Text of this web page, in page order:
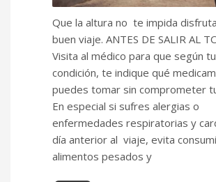
Que la altura no te impida
buen viaje. ANTES DE SALIR AL
Visita al médico para que según tu
condición, te indique qué
puedes tomar sin comprometer
En especial si sufres alergias o
enfermedades respiratorias y
día anterior al viaje, evita
alimentos pesados y